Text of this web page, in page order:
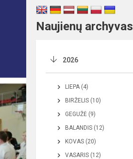
Naujienų archyvas
2026
LIEPA (4)
BIRŽELIS (10)
GEGUŽĖ (9)
BALANDIS (12)
KOVAS (20)
VASARIS (12)